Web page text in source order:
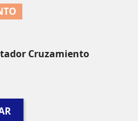
Cruzamiento